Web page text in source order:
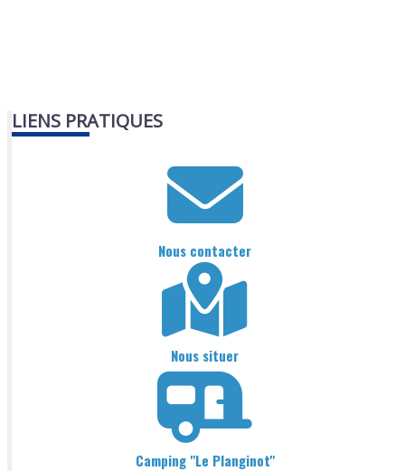
LIENS PRATIQUES
Nous contacter
Nous situer
Camping "Le Planginot"